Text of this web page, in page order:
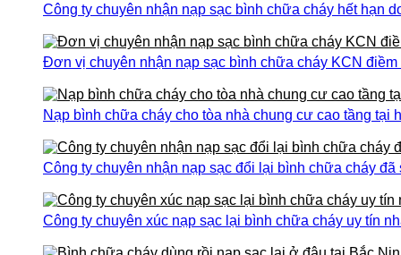
Công ty chuyên nhận nạp sạc bình chữa cháy hết hạn
Đơn vị chuyên nhận nạp sạc bình chữa cháy KCN
Nạp bình chữa cháy cho tòa nhà chung cư cao tầng tại
Công ty chuyên nhận nạp sạc đổi lại bình chữa cháy
Công ty chuyên xúc nạp sạc lại bình chữa cháy uy tín